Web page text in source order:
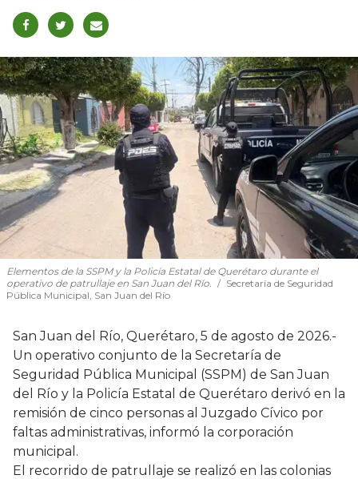
Elementos de la SSPM y la Policía Estatal de Querétaro durante el
operativo de patrullaje en San Juan del Río.
Secretaría de Seguridad
Pública Municipal, San Juan del Río
San Juan del Río, Querétaro, 5 de agosto de 2026.-
Un operativo conjunto de la Secretaría de
Seguridad Pública Municipal (SSPM) de San Juan
del Río y la Policía Estatal de Querétaro derivó en la
remisión de cinco personas al Juzgado Cívico por
faltas administrativas, informó la corporación
municipal.
El recorrido de patrullaje se realizó en las colonias